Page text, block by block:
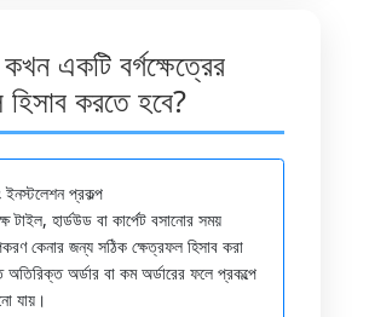
একটি বর্গক্ষেত্রের
করতে হবে?
প্রকল্প
টাইল, হার্ডউড বা কার্পেট বসানোর সময়
কেনার জন্য সঠিক ক্ষেত্রফল হিসাব করা
অর্ডার বা কম অর্ডারের ফলে প্রকল্পে
যায়।